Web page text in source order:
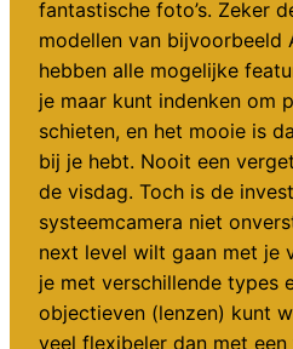
fantastische foto’s. Zeker
modellen van bijvoorbeeld
hebben alle mogelijke
je maar kunt indenken om
schieten, en het mooie is
bij je hebt. Nooit een
de visdag. Toch is de
systeemcamera niet
next level wilt gaan met je
je met verschillende types
objectieven (lenzen) kunt
veel flexibeler dan met